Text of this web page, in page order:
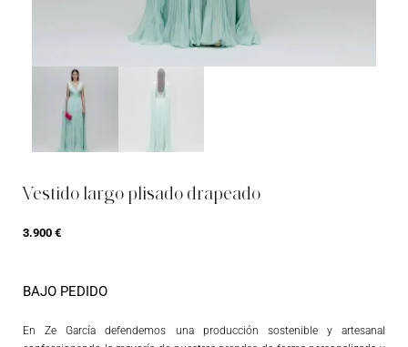
Vestido largo plisado drapeado
3.900 €
BAJO PEDIDO
En Ze García defendemos una producción sostenible y artesanal